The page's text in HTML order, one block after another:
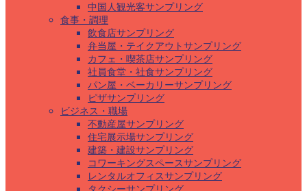
中国人観光客サンプリング
食事・調理
飲食店サンプリング
弁当屋・テイクアウトサンプリング
カフェ・喫茶店サンプリング
社員食堂・社食サンプリング
パン屋・ベーカリーサンプリング
ピザサンプリング
ビジネス・職場
不動産屋サンプリング
住宅展示場サンプリング
建築・建設サンプリング
コワーキングスペースサンプリング
レンタルオフィスサンプリング